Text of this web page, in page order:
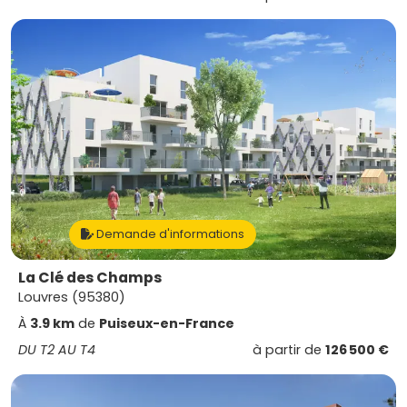
Demande d'informations
La Clé des Champs
Louvres (95380)
À 3.9 km de Puiseux-en-France
DU T2 AU T4
à partir de 126 500 €